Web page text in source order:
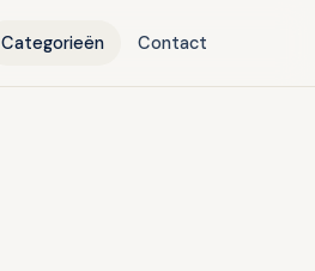
Categorieën Contact